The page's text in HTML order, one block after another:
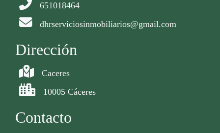
651018464
dhrserviciosinmobiliarios@gmail.com
Dirección
Caceres
10005 Cáceres
Contacto